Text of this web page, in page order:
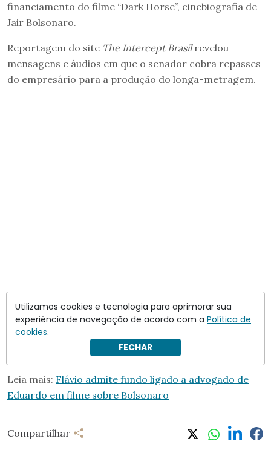
financiamento do filme “Dark Horse”, cinebiografia de
Jair Bolsonaro.
Reportagem do site The Intercept Brasilrevelou
mensagens e áudios em que o senador cobra repasses
do empresário para a produção do longa-metragem.
Nos últimos dias, Flávio disse que omitiu a relação com
Vorcaro por causa de uma suposta cláusula de
confidencialidade ligada ao projeto.
Leia mais: Flávio admite fundo ligado a advogado de
Eduardo em filme sobre Bolsonaro
Compartilhar
Utilizamos cookies e tecnologia para aprimorar sua
experiência de navegação de acordo com a Política de
cookies.
FECHAR